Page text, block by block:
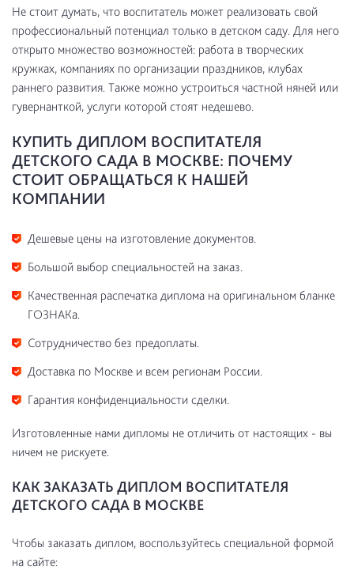
Не стоит думать, что воспитатель может реализовать свой
профессиональный потенциал только в детском саду. Для него
открыто множество возможностей: работа в творческих
кружках, компаниях по организации праздников, клубах
раннего развития. Также можно устроиться частной няней или
гувернанткой, услуги которой стоят недешево.
КУПИТЬ ДИПЛОМ ВОСПИТАТЕЛЯ
ДЕТСКОГО САДА В МОСКВЕ: ПОЧЕМУ
СТОИТ ОБРАЩАТЬСЯ К НАШЕЙ
КОМПАНИИ
Дешевые цены на изготовление документов.
Большой выбор специальностей на заказ.
Качественная распечатка диплома на оригинальном бланке
ГОЗНАКа.
Сотрудничество без предоплаты.
Доставка по Москве и всем регионам России.
Гарантия конфиденциальности сделки.
Изготовленные нами дипломы не отличить от настоящих - вы
ничем не рискуете.
КАК ЗАКАЗАТЬ ДИПЛОМ ВОСПИТАТЕЛЯ
ДЕТСКОГО САДА В МОСКВЕ
Чтобы заказать диплом, воспользуйтесь специальной формой
на сайте: